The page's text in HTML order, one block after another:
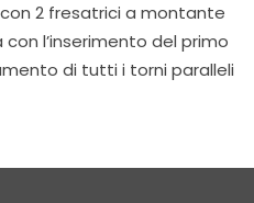
2 fresatrici a montante
l’inserimento del primo
di tutti i torni paralleli